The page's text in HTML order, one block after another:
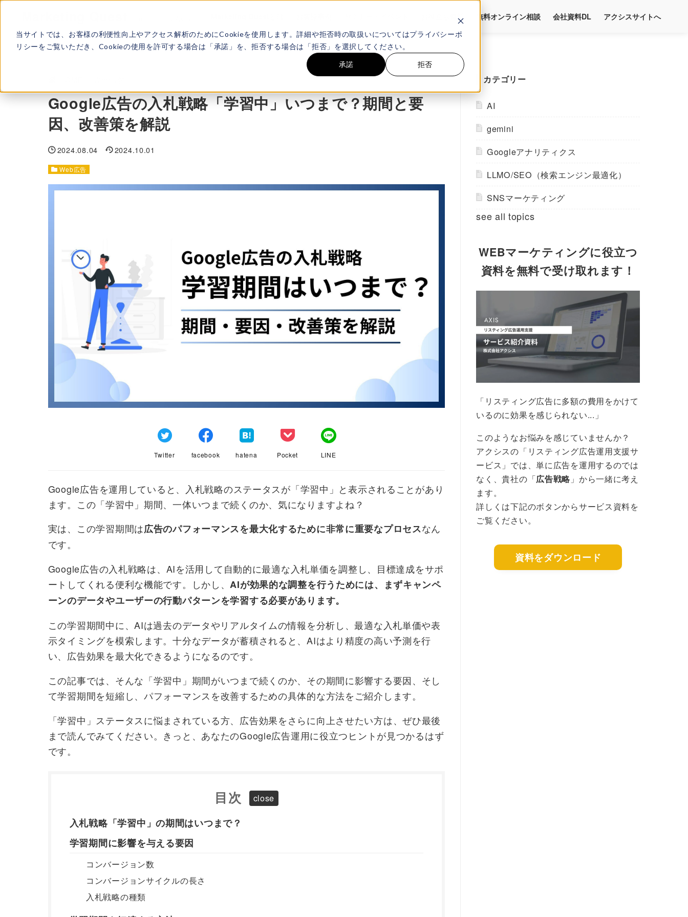
当サイトでは、お客様の利便性向上やアクセス解析のためにCookieを使用します。詳細や拒否時の取扱いについてはプライバシーポ
リシーをご覧いただき、Cookieの使用を許可する場合は「承諾」を、拒否する場合は「拒否」を選択してください。
承諾 拒否
お役立ち資料 無料オンライン相談 会社資料DL アクシスサイトへ
Google広告の入札戦略「学習中」いつまで？期間と要
因、改善策を解説
2024.08.04 2024.10.01
Web広告
Twitter facebook hatena Pocket LINE
Google広告を運用していると、入札戦略のステータスが「学習中」と表示されることがあり
ます。この「学習中」期間、一体いつまで続くのか、気になりますよね？
実は、この学習期間は広告のパフォーマンスを最大化するために非常に重要なプロセスなん
です。
Google広告の入札戦略は、AIを活用して自動的に最適な入札単価を調整し、目標達成をサポ
ートしてくれる便利な機能です。しかし、AIが効果的な調整を行うためには、まずキャンペ
ーンのデータやユーザーの行動パターンを学習する必要があります。
この学習期間中に、AIは過去のデータやリアルタイムの情報を分析し、最適な入札単価や表
示タイミングを模索します。十分なデータが蓄積されると、AIはより精度の高い予測を行
い、広告効果を最大化できるようになるのです。
この記事では、そんな「学習中」期間がいつまで続くのか、その期間に影響する要因、そし
て学習期間を短縮し、パフォーマンスを改善するための具体的な方法をご紹介します。
「学習中」ステータスに悩まされている方、広告効果をさらに向上させたい方は、ぜひ最後
まで読んでみてください。きっと、あなたのGoogle広告運用に役立つヒントが見つかるはず
です。
目次
入札戦略「学習中」の期間はいつまで？
学習期間に影響を与える要因
コンバージョン数
コンバージョンサイクルの長さ
入札戦略の種類
カテゴリー
AI
gemini
Googleアナリティクス
LLMO/SEO（検索エンジン最適化）
SNSマーケティング
see all topics
WEBマーケティングに役立つ
資料を無料で受け取れます！
「リスティング広告に多額の費用をかけて
いるのに効果を感じられない...」
このようなお悩みを感じていませんか？
アクシスの「リスティング広告運用支援サ
ービス」では、単に広告を運用するのでは
なく、貴社の「広告戦略 」から一緒に考え
ます。
詳しくは下記のボタンからサービス資料を
ご覧ください。
資料をダウンロード